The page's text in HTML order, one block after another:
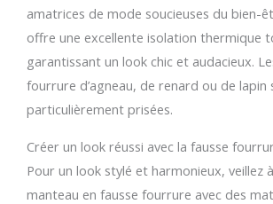
amatrices de mode soucieuses du bien-
offre une excellente isolation thermique
garantissant un look chic et audacieux.
fourrure d’agneau, de renard ou de lapin
particulièrement prisées.
Créer un look réussi avec la fausse
Pour un look stylé et harmonieux, veillez
manteau en fausse fourrure avec des